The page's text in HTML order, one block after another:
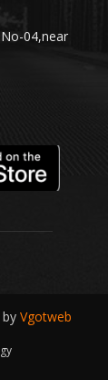
04,near
Vgotweb